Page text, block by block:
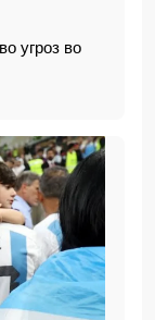
угроз во